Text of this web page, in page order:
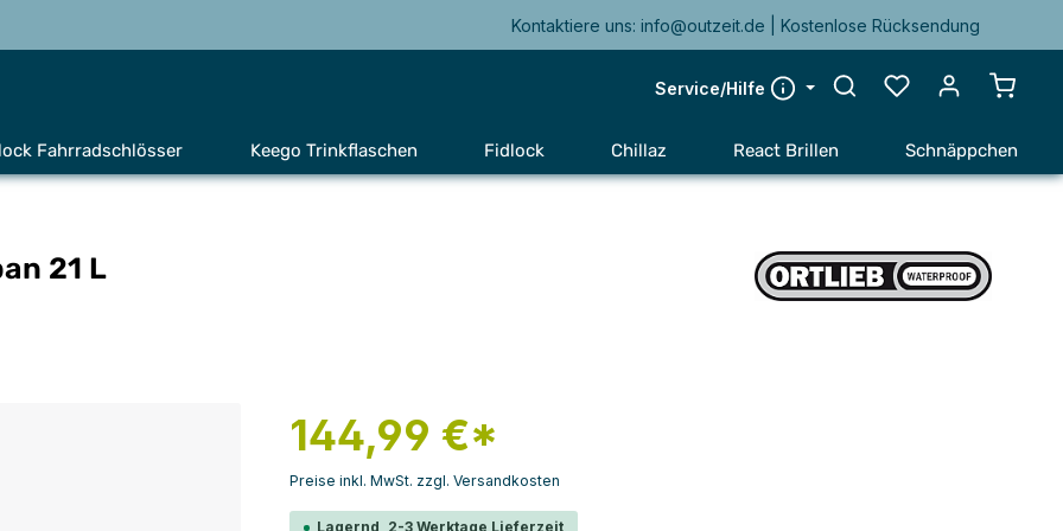
Kontaktiere uns: info@outzeit.de | Kostenlose Rücksendung
Service/Hilfe
Fahrradschlösser Keego Trinkflaschen Fidlock Chillaz React Brillen Schnäppchen
21 L
144,99 €*
Preise inkl. MwSt. zzgl. Versandkosten
Lagernd, 2-3 Werktage Lieferzeit